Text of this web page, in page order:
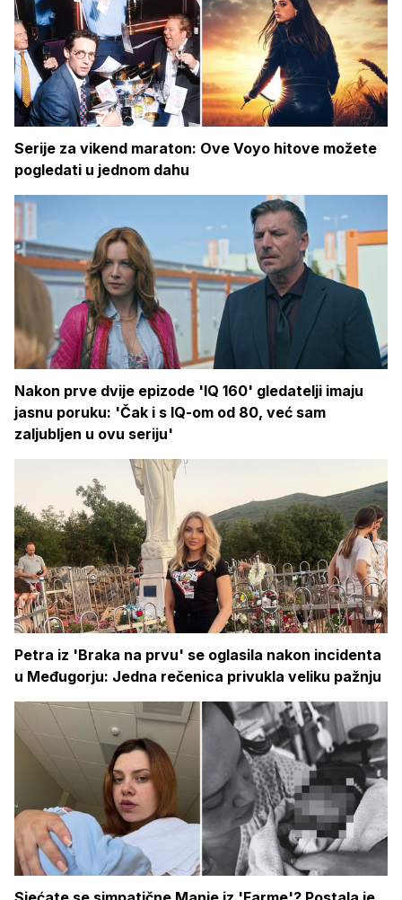
Serije za vikend maraton: Ove Voyo hitove možete
pogledati u jednom dahu
Nakon prve dvije epizode 'IQ 160' gledatelji imaju
jasnu poruku: 'Čak i s IQ-om od 80, već sam
zaljubljen u ovu seriju'
Petra iz 'Braka na prvu' se oglasila nakon incidenta
u Međugorju: Jedna rečenica privukla veliku pažnju